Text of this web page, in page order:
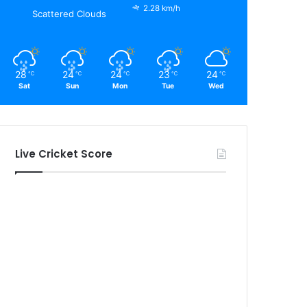
Scattered Clouds
2.28 km/h
28 ℃
Sat
24 ℃
Sun
24 ℃
Mon
23 ℃
Tue
24 ℃
Wed
Live Cricket Score